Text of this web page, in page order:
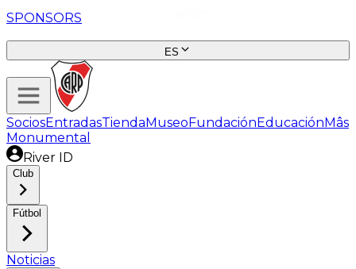
SPONSORS
ES
SociosEntradasTiendaMuseoFundaciónEducaciónMâs
Monumental
River ID
Club
Fútbol
Noticias